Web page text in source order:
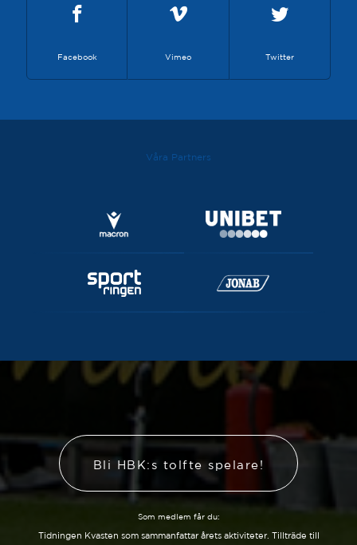
Facebook Vimeo Twitter
Våra Partners
Bli HBK:s tolfte spelare!
Som medlem får du:
Tidningen Kvasten som sammanfattar årets aktiviteter. Tillträde till